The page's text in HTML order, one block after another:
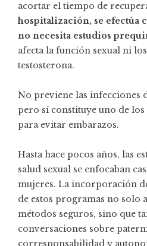
acortar el tiempo de
hospitalización, se efectúa
no necesita estudios
afecta la función sexual ni
testosterona.
No previene las infecciones
pero sí constituye uno de
para evitar embarazos.
Hasta hace pocos años, las
salud sexual se enfocaban
mujeres. La incorporación
de estos programas no solo
métodos seguros, sino que
conversaciones sobre
corresponsabilidad y